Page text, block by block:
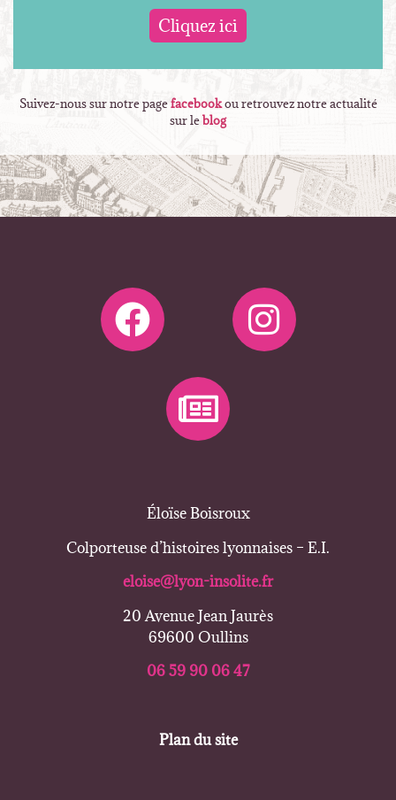
Cliquez ici
Suivez-nous sur notre pagefacebookou retrouvez notre actualité
sur leblog
Éloïse Boisroux
Colporteuse d’histoires lyonnaises – E.I.
eloise@lyon-insolite.fr
20 Avenue Jean Jaurès
69600 Oullins
06 59 90 06 47
Plan du site